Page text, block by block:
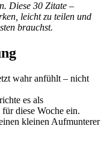
Diese 30 Zitate –
leicht zu teilen und
brauchst.
wahr anfühlt – nicht
es als
diese Woche ein.
kleinen Aufmunterer